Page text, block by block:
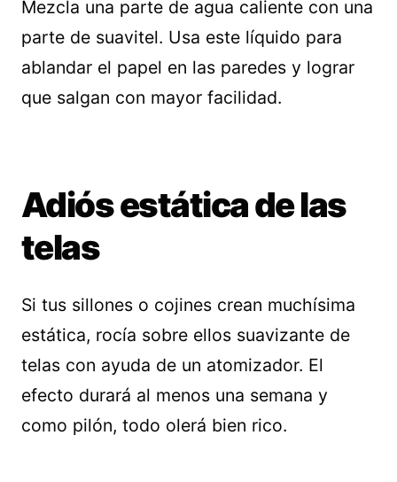
Mezcla una parte de agua caliente con una
parte de suavitel. Usa este líquido para
ablandar el papel en las paredes y lograr
que salgan con mayor facilidad.
Adiós estática de las
telas
Si tus sillones o cojines crean muchísima
estática, rocía sobre ellos suavizante de
telas con ayuda de un atomizador. El
efecto durará al menos una semana y
como pilón, todo olerá bien rico.